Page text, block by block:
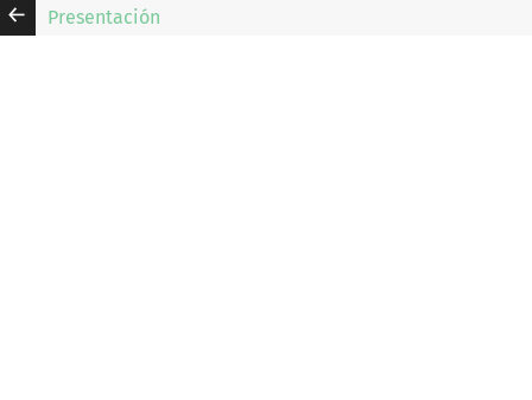
Presentación